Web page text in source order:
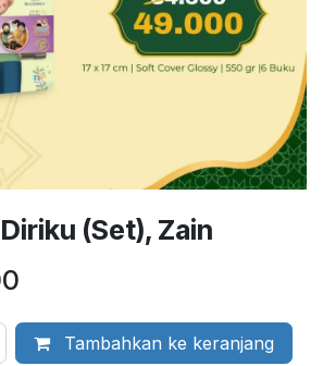
(Set), Zain
Tambahkan ke keranjang